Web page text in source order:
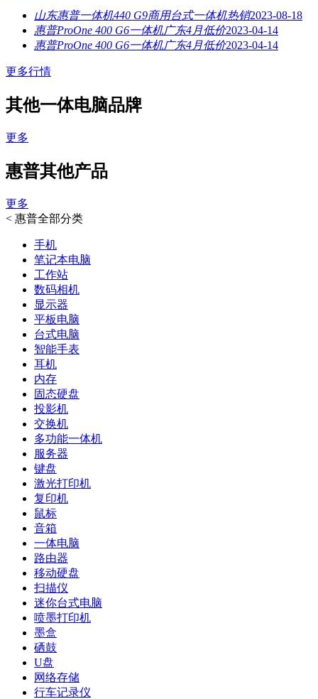
山东惠普一体机440 G9商用台式一体机热销2023-08-18
惠普ProOne 400 G6一体机广东4月低价2023-04-14
惠普ProOne 400 G6一体机广东4月低价2023-04-14
更多行情
其他一体电脑品牌
更多
惠普其他产品
更多
< 惠普全部分类
手机
笔记本电脑
工作站
数码相机
显示器
平板电脑
台式电脑
智能手表
耳机
内存
固态硬盘
投影机
交换机
多功能一体机
服务器
键盘
激光打印机
复印机
鼠标
音箱
一体电脑
路由器
移动硬盘
扫描仪
迷你台式电脑
喷墨打印机
墨盒
硒鼓
U盘
网络存储
行车记录仪